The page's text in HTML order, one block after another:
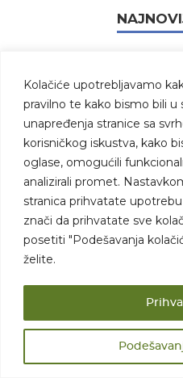
Kolačiće upotrebljavamo
pravilno te kako bismo bili u
unapređenja stranice sa
korisničkog iskustva, kako
oglase, omogućili
analizirali promet.
stranica prihvatate upotrebu
znači da prihvatate sve
posetiti "Podešavanja
želite.
FAO
preti
Nije
koje
dnu
Cena